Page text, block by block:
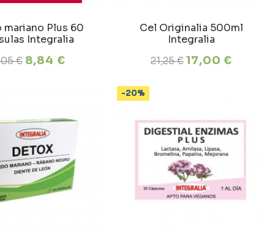
mariano Plus 60
Integralia
€ 8,84 €
Cel Originalia 500ml
Integralia
21,25 €17,00 €
-20%